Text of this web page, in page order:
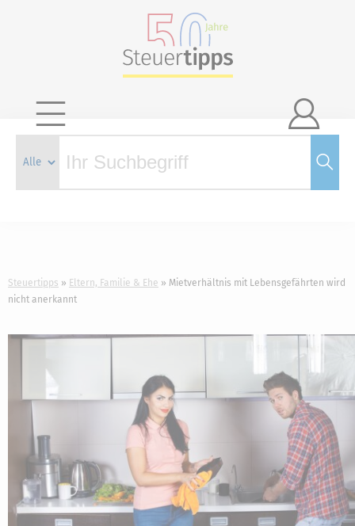

Steuertipps Eltern, Familie & Ehe
Mietverhältnis mit Lebensgefährten wird
nicht anerkannt